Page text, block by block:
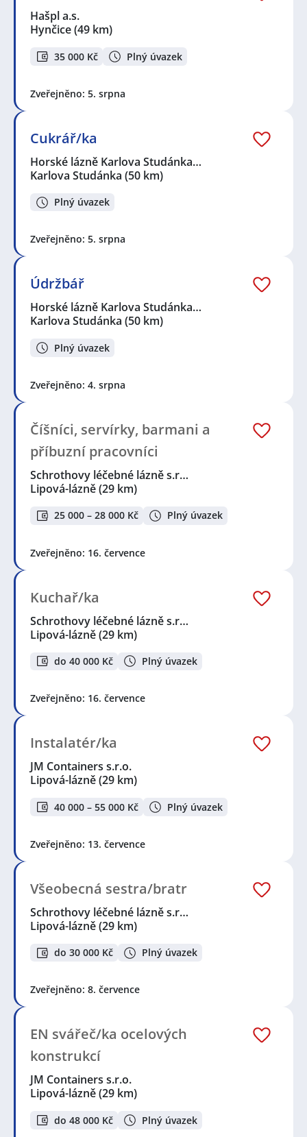
Hašpl a.s.
Hynčice(49 km)
35 000 Kč Plný úvazek
Zveřejněno: 5. srpna
Cukrář/ka
Horské lázně Karlova Studánka…
Karlova Studánka (50 km)
Plný úvazek
Zveřejněno: 5. srpna
Údržbář
Horské lázně Karlova Studánka…
Karlova Studánka (50 km)
Plný úvazek
Zveřejněno: 4. srpna
Číšníci, servírky, barmani a
příbuzní pracovníci
Schrothovy léčebné lázně s.r…
Lipová-lázně(29 km)
25 000 – 28 000 Kč Plný úvazek
Zveřejněno: 16. července
Kuchař/ka
Schrothovy léčebné lázně s.r…
Lipová-lázně(29 km)
do 40 000 Kč Plný úvazek
Zveřejněno: 16. července
Instalatér/ka
JM Containers s.r.o.
Lipová-lázně(29 km)
40 000 – 55 000 Kč Plný úvazek
Zveřejněno: 13. července
Všeobecná sestra/bratr
Schrothovy léčebné lázně s.r…
Lipová-lázně(29 km)
do 30 000 Kč Plný úvazek
Zveřejněno: 8. července
EN svářeč/ka ocelových
konstrukcí
JM Containers s.r.o.
Lipová-lázně(29 km)
do 48 000 Kč Plný úvazek